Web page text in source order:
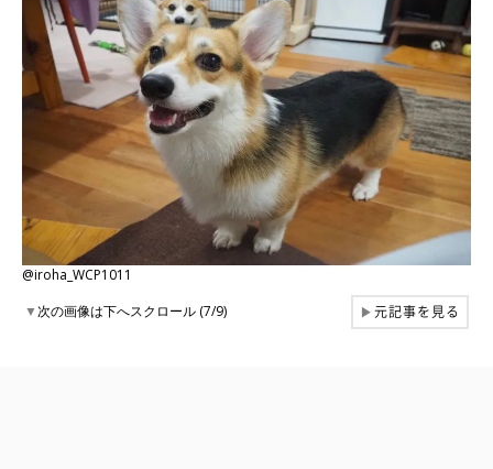
@iroha_WCP1011
▼次の画像は下へスクロール (7/9) ▶元記事を見る